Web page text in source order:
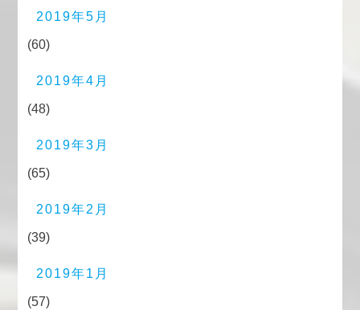
2019年5月
(60)
2019年4月
(48)
2019年3月
(65)
2019年2月
(39)
2019年1月
(57)